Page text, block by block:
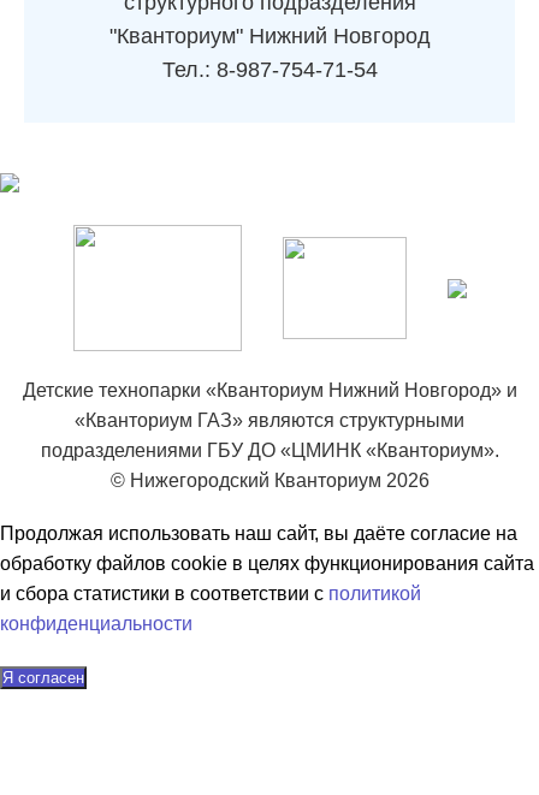
"Кванториум" Нижний Новгород
Тел.: 8-987-754-71-54
Детские технопарки «Кванториум Нижний Новгород» и
«Кванториум ГАЗ» являются структурными
подразделениями ГБУ ДО «ЦМИНК «Кванториум».
© Нижегородский Кванториум 2026
Продолжая использовать наш сайт, вы даёте согласие на
обработку файлов cookie в целях функционирования сайта
и сбора статистики в соответствии с политикой
конфиденциальности
Я согласен